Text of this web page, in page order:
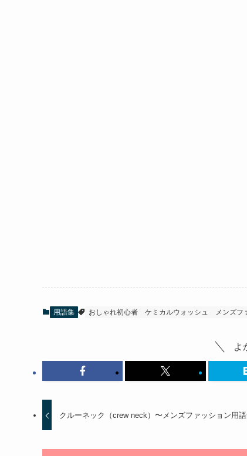
用語集 おしゃれ初心者 ケミカルウォッシュ メンズフ
よ
クルーネック（crew neck）〜メンズファッション用